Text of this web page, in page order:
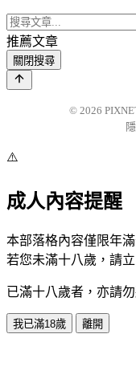
推薦文章
關閉搜尋
© 2026
⚠️
成人內容提醒
本部落格內容僅限年
若您未滿十八歲，請立
已滿十八歲者，亦請
我已滿18歲 離開